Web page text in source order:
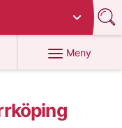
Meny